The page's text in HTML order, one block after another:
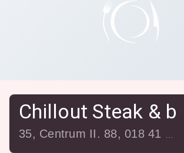
Chillout Steak & bar